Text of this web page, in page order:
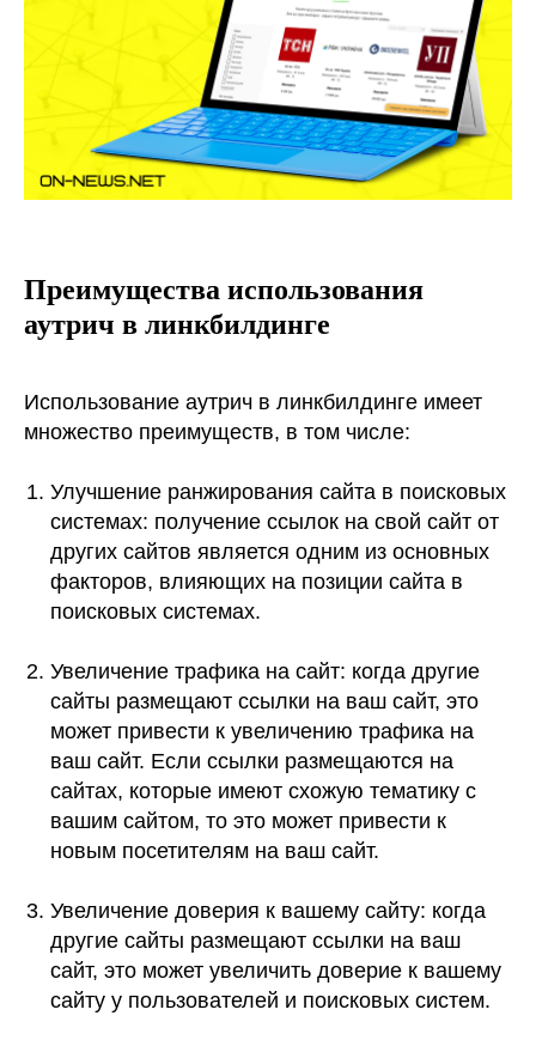
Преимущества использования
аутрич в линкбилдинге
Использование аутрич в линкбилдинге имеет
множество преимуществ, в том числе:
Улучшение ранжирования сайта в поисковых
системах: получение ссылок на свой сайт от
других сайтов является одним из основных
факторов, влияющих на позиции сайта в
поисковых системах.
Увеличение трафика на сайт: когда другие
сайты размещают ссылки на ваш сайт, это
может привести к увеличению трафика на
ваш сайт. Если ссылки размещаются на
сайтах, которые имеют схожую тематику с
вашим сайтом, то это может привести к
новым посетителям на ваш сайт.
Увеличение доверия к вашему сайту: когда
другие сайты размещают ссылки на ваш
сайт, это может увеличить доверие к вашему
сайту у пользователей и поисковых систем.